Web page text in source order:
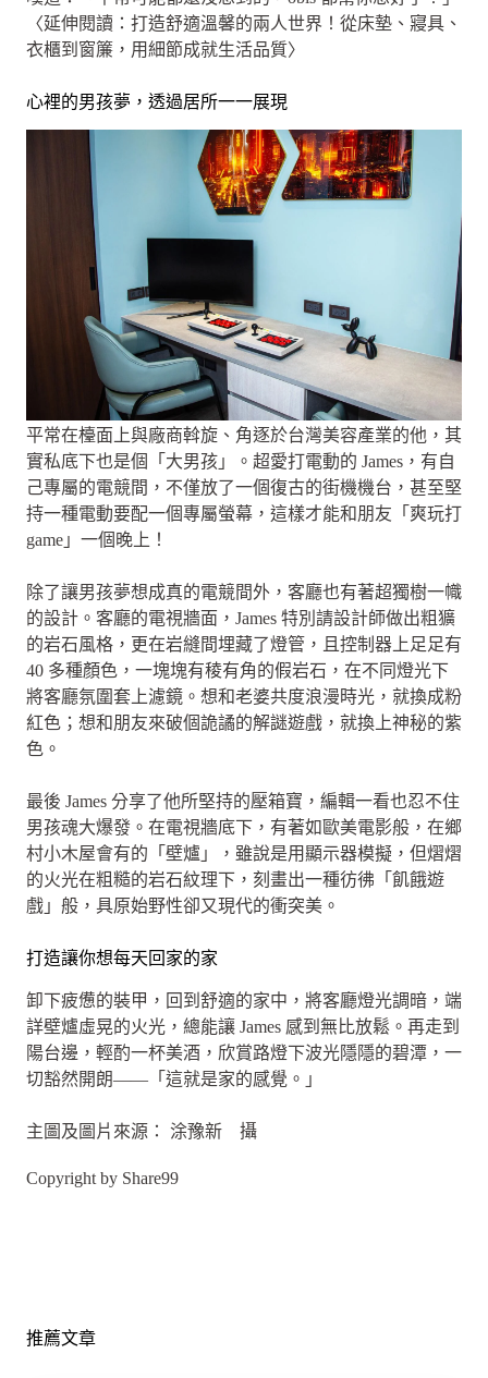
〈延伸閱讀：打造舒適溫馨的兩人世界！從床墊、寢具、
衣櫃到窗簾，用細節成就生活品質〉
心裡的男孩夢，透過居所一一展現
平常在檯面上與廠商斡旋、角逐於台灣美容產業的他，其
實私底下也是個「大男孩」。超愛打電動的 James，有自
己專屬的電競間，不僅放了一個復古的街機機台，甚至堅
持一種電動要配一個專屬螢幕，這樣才能和朋友「爽玩打
game」一個晚上！
除了讓男孩夢想成真的電競間外，客廳也有著超獨樹一幟
的設計。客廳的電視牆面，James 特別請設計師做出粗獷
的岩石風格，更在岩縫間埋藏了燈管，且控制器上足足有
40 多種顏色，一塊塊有稜有角的假岩石，在不同燈光下
將客廳氛圍套上濾鏡。想和老婆共度浪漫時光，就換成粉
紅色；想和朋友來破個詭譎的解謎遊戲，就換上神秘的紫
色。
最後 James 分享了他所堅持的壓箱寶，編輯一看也忍不住
男孩魂大爆發。在電視牆底下，有著如歐美電影般，在鄉
村小木屋會有的「壁爐」，雖說是用顯示器模擬，但熠熠
的火光在粗糙的岩石紋理下，刻畫出一種彷彿「飢餓遊
戲」般，具原始野性卻又現代的衝突美。
打造讓你想每天回家的家
卸下疲憊的裝甲，回到舒適的家中，將客廳燈光調暗，端
詳壁爐虛晃的火光，總能讓 James 感到無比放鬆。再走到
陽台邊，輕酌一杯美酒，欣賞路燈下波光隱隱的碧潭，一
切豁然開朗——「這就是家的感覺。」
主圖及圖片來源： 涂豫新 攝
Copyright by Share99
推薦文章